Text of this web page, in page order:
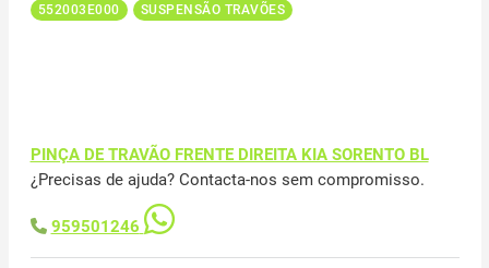
552003E000 SUSPENSÃO TRAVÕES
PINÇA DE TRAVÃO FRENTE DIREITA KIA SORENTO BL
¿Precisas de ajuda? Contacta-nos sem compromisso.
959501246